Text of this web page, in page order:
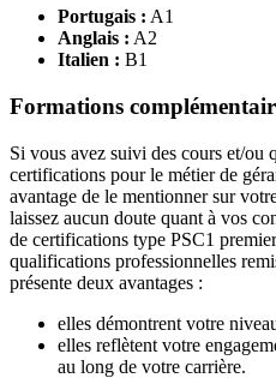
Portugais : A1
Anglais : A2
Italien : B1
Formations
Si vous avez suivi des cours et/ou
certifications pour le métier de
avantage de le mentionner sur
laissez aucun doute quant à vos
de certifications type PSC1
qualifications professionnelles
présente deux avantages :
elles démontrent votre
elles reflètent votre
au long de votre carrière.